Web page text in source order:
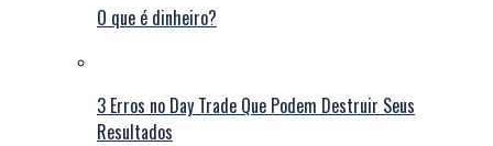
O que é dinheiro?
3 Erros no Day Trade Que Podem Destruir Seus
Resultados